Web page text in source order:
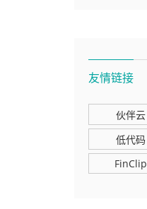
友情链接
伙伴云
低代码
FinClip